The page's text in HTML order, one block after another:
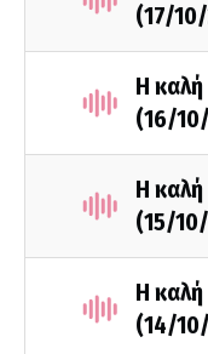
(17/
Η
(16/
Η
(15/
Η
(14/